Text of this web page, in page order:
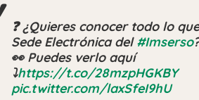
❓ ¿Quieres conocer todo lo
Sede Electrónica del#Imserso?
👀 Puedes verlo aquí
⤵️https://t.co/28mzpHGKBY
pic.twitter.com/laxSfeI9hU